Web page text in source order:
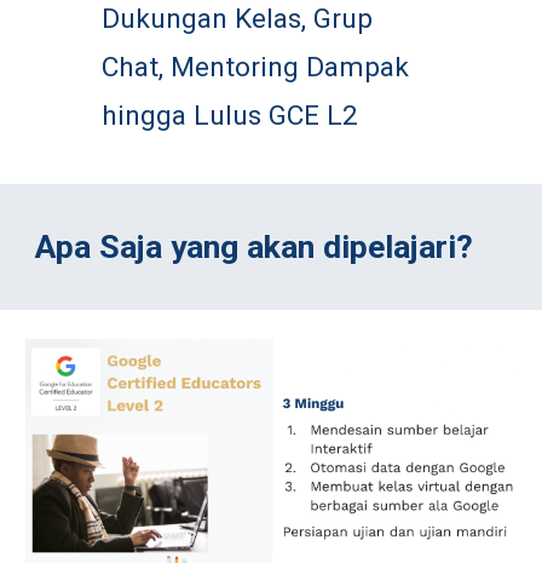
Dukungan Kelas, Grup
Chat, Mentoring Dampak
hingga Lulus GCE L2
Apa Saja yang akan dipelajari?